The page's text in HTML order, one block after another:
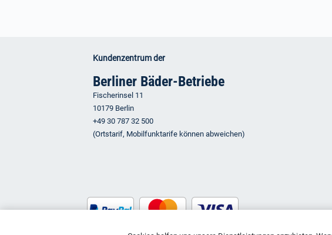
Kundenzentrum der
Berliner Bäder-Betriebe
Fischerinsel 11
10179 Berlin
+49 30 787 32 500
(Ortstarif, Mobilfunktarife können abweichen)